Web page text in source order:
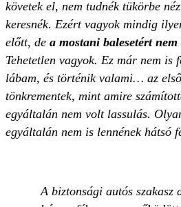
követek el, nem tudnék tükörbe
keresnék. Ezért vagyok mindig
előtt, de a mostani balesetért
Tehetetlen vagyok. Ez már nem is
lábam, és történik valami… az
tönkrementek, mint amire
egyáltalán nem volt lassulás.
egyáltalán nem is lennének hátsó
A biztonsági autós szakasz